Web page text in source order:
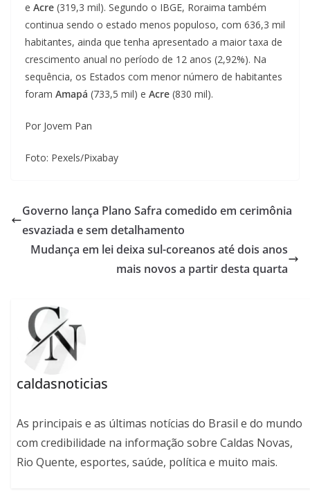
e Acre (319,3 mil). Segundo o IBGE, Roraima também
continua sendo o estado menos populoso, com 636,3 mil
habitantes, ainda que tenha apresentado a maior taxa de
crescimento anual no período de 12 anos (2,92%). Na
sequência, os Estados com menor número de habitantes
foram Amapá (733,5 mil) e Acre (830 mil).
Por Jovem Pan
Foto: Pexels/Pixabay
Governo lança Plano Safra comedido em cerimônia
esvaziada e sem detalhamento
Mudança em lei deixa sul-coreanos até dois anos
mais novos a partir desta quarta
caldasnoticias
As principais e as últimas notícias do Brasil e do mundo
com credibilidade na informação sobre Caldas Novas,
Rio Quente, esportes, saúde, política e muito mais.